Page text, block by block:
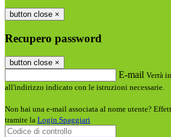
button close ×
Recupero password
button close ×
E-mail Verrà
all'indirizzo indicato con le istruzioni necessarie.
Non hai una e-mail associata al nome utente?
tramite la Login Spaggiari